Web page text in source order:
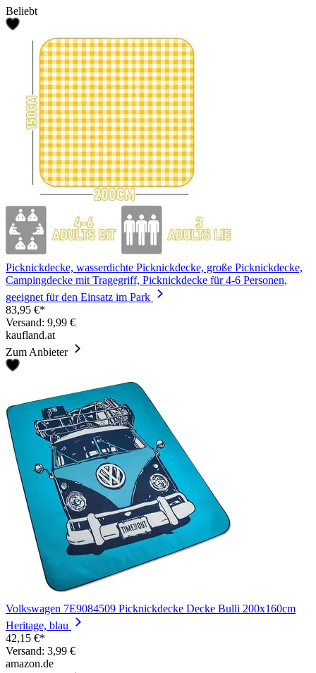
Beliebt
Picknickdecke, wasserdichte Picknickdecke, große Picknickdecke,
Campingdecke mit Tragegriff, Picknickdecke für 4-6 Personen,
geeignet für den Einsatz im Park
83,95 €*
Versand: 9,99 €
kaufland.at
Zum Anbieter
Volkswagen 7E9084509 Picknickdecke Decke Bulli 200x160cm
Heritage, blau
42,15 €*
Versand: 3,99 €
amazon.de